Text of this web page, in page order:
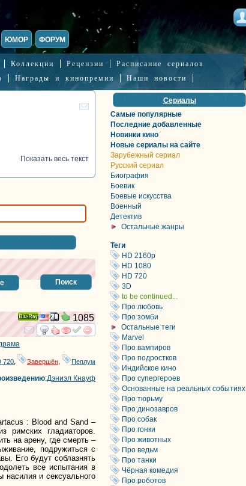
ЮМОР ФОРУМ
Коллекции Рецензии
Расписание сериалов
Награды и кинопремии Наши новости
Сериалы
Самые популярные
Последние добавленные
Новинки кино
Новые сериалы на сайте
Зарубежный сериал
Русский сериал
Биография
Боевик
Боевые искусства
Военный
Детектив
Остальные жанры
Теги
HD 2160р
HD 1080
HD 720
3D
to be continued...
Про любовь
Про зомби
Остальные теги
Marvel
Про вампиров
Про подростков
Индийское кино
Про супергероев
Основанные на реальных событиях
Про тюрьму
Про динозавров
Про собак
Про гонки
Про животных
Про ведьм
Про танки
Чёрная комедия
Про роботов
Показать весь текст
Поиск
смотретьинтересует
Ray
1085
720 Завершён Пеплум
:Дэниэл Кнауф
: Blood and Sand –
римских гладиаторов.
на арену, где смерть –
подружиться с
Его будут соблазнять
все испытания в
насилия и сексуального